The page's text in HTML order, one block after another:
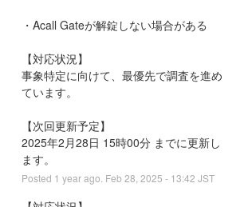
・Acall Gateが解錠しない場合がある
【対応状況】
事象特定に向けて、最優先で調査を進め
ています。
【次回更新予定】
2025年2月28日 15時00分 までに更新し
ます。
Posted 1 year ago. Feb 28 2025 - 13:42 JST